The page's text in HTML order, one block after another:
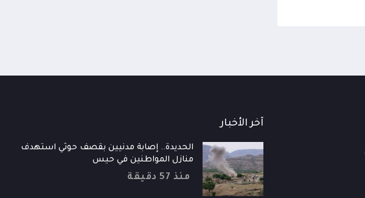
آخر الأخبار
الحديدة.. إصابة مدنيين بقصف حوثي استهدف
منازل المواطنين في حيس
منذ 57 دقيقة